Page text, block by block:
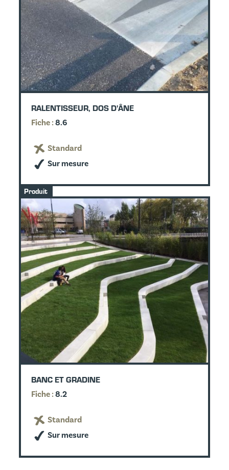
RALENTISSEUR, DOS D'ÂNE
Fiche :8.6
Standard
Sur mesure
Produit
BANC ET GRADINE
Fiche :8.2
Standard
Sur mesure